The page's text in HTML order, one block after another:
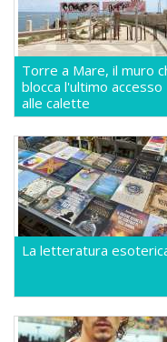
Torre a Mare, il muro
blocca l'ultimo accesso
alle calette
La letteratura